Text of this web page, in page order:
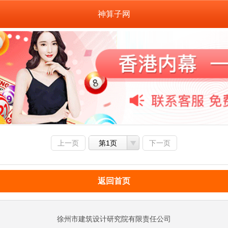
神算子网
上一页 第1页 下一页
返回首页
徐州市建筑设计研究院有限责任公司